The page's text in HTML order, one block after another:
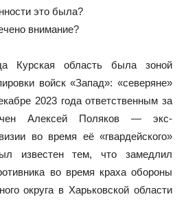
это была?
внимание?
Курская область была зоной
войск «Запад»: «северяне»
2023 года ответственным за
Алексей Поляков — экс-
во время её «гвардейского»
известен тем, что замедлил
во время краха обороны
округа в Харьковской области